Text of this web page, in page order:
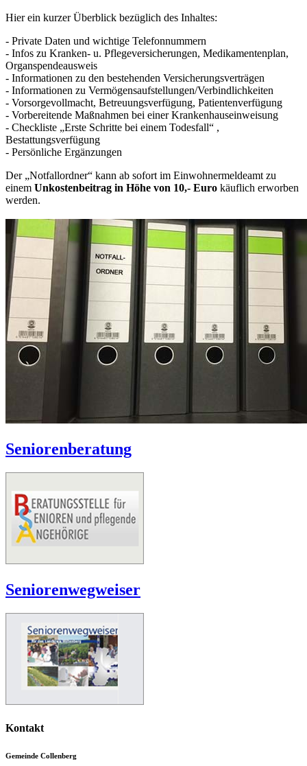
Hier ein kurzer Überblick bezüglich des Inhaltes:
- Private Daten und wichtige Telefonnummern
- Infos zu Kranken- u. Pflegeversicherungen, Medikamentenplan,
Organspendeausweis
- Informationen zu den bestehenden Versicherungsverträgen
- Informationen zu Vermögensaufstellungen/Verbindlichkeiten
- Vorsorgevollmacht, Betreuungsverfügung, Patientenverfügung
- Vorbereitende Maßnahmen bei einer Krankenhauseinweisung
- Checkliste „Erste Schritte bei einem Todesfall“ ,
Bestattungsverfügung
- Persönliche Ergänzungen
Der „Notfallordner“ kann ab sofort im Einwohnermeldeamt zu
einem Unkostenbeitrag in Höhe von 10,- Euro käuflich erworben
werden.
Seniorenberatung
Seniorenwegweiser
Kontakt
Gemeinde Collenberg